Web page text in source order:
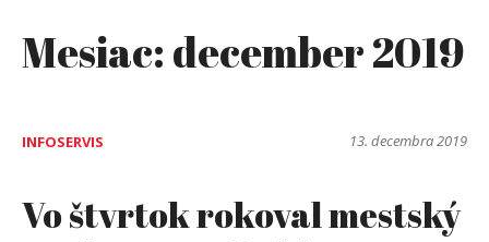
Mesiac:december 2019
INFOSERVIS 13. decembra 2019
Vo štvrtok rokoval mestský